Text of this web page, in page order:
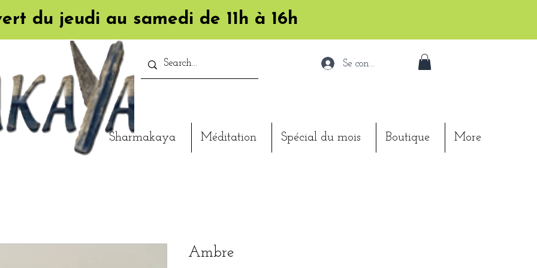
du jeudi au samedi de 11h à 16h
Se connecter
Sharmakaya Méditation Spécial du mois Boutique More
Ambre